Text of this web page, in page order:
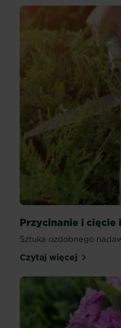
Przycinanie i cięcie
Sztuka ozdobnego
Czytaj więcejPrzycinanie i